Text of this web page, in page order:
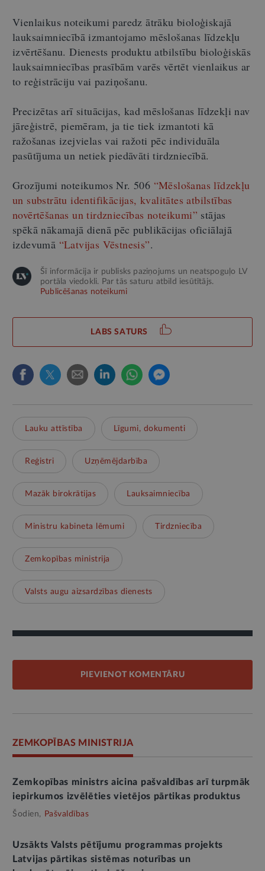
Vienlaikus noteikumi paredz ātrāku bioloģiskajā
lauksaimniecībā izmantojamo mēslošanas līdzekļu
izvērtēšanu. Dienests produktu atbilstību bioloģiskās
lauksaimniecības prasībām varēs vērtēt vienlaikus ar
to reģistrāciju vai paziņošanu.
Precizētas arī situācijas, kad mēslošanas līdzekļi nav
jāreģistrē, piemēram, ja tie tiek izmantoti kā
ražošanas izejvielas vai ražoti pēc individuāla
pasūtījuma un netiek piedāvāti tirdzniecībā.
Grozījumi noteikumos Nr. 506 “Mēslošanas līdzekļu
un substrātu identifikācijas, kvalitātes atbilstības
novērtēšanas un tirdzniecības noteikumi” stājas
spēkā nākamajā dienā pēc publikācijas oficiālajā
izdevumā “Latvijas Vēstnesis”.
Šī informācija ir publisks paziņojums un neatspoguļo LV
portāla viedokli. Par tās saturu atbild iesūtītājs.
Publicēšanas noteikumi
LABS SATURS
Lauku attīstība Līgumi, dokumenti
Reģistri Uzņēmējdarbība
Mazāk birokrātijas Lauksaimniecība
Ministru kabineta lēmumi Tirdzniecība
Zemkopības ministrija
Valsts augu aizsardzības dienests
PIEVIENOT KOMENTĀRU
ZEMKOPĪBAS MINISTRIJA
Zemkopības ministrs aicina pašvaldības arī turpmāk
iepirkumos izvēlēties vietējos pārtikas produktus
Šodien, Pašvaldības
Uzsākts Valsts pētījumu programmas projekts
Latvijas pārtikas sistēmas noturības un